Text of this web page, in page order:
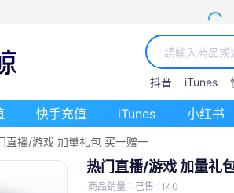
抖音 iTunes
快手充值 iTunes 小红书
直播/游戏 加量礼包 买一赠一
热门直播/游戏 加量礼
商品銷量：已售 1140